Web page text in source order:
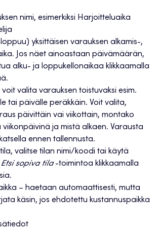
nimi, esimerkiksi Harjoitteluaika
yksittäisen varauksen alkamis-,
Jos näet ainoastaan päivämäärän,
alku- ja loppukellonaikaa klikkaamalla
voit valita varauksen toistuvaksi esim.
tai päivälle peräkkäin. Voit valita,
päivittäin vai viikottain, montako
viikonpäivinä ja mistä alkaen. Varausta
ennen tallennusta.
valitse tilan nimi/koodi tai käytä
Etsi sopiva tila-toimintoa klikkaamalla
– haetaan automaattisesti, mutta
käsin, jos ehdotettu kustannuspaikka